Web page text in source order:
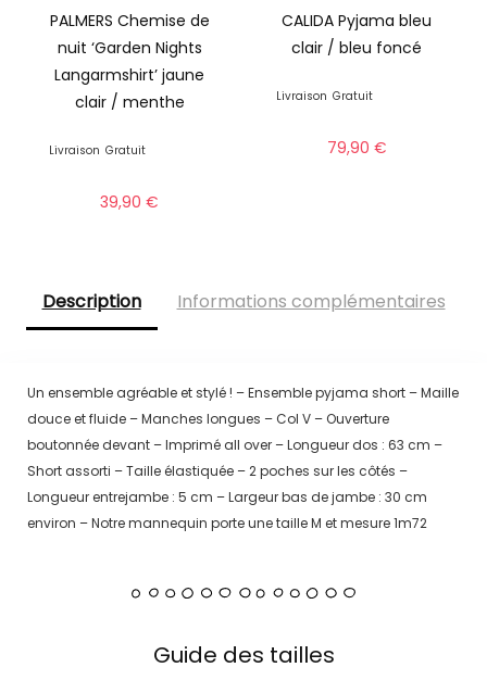
PALMERS Chemise de
nuit ‘Garden Nights
Langarmshirt’ jaune
clair / menthe
Livraison Gratuit
39,90€
CALIDA Pyjama bleu
clair / bleu foncé
Livraison Gratuit
79,90 €
Description Informations complémentaires
Un ensemble agréable et stylé ! – Ensemble pyjama short – Maille
douce et fluide – Manches longues – Col V – Ouverture
boutonnée devant – Imprimé all over – Longueur dos : 63 cm –
Short assorti – Taille élastiquée – 2 poches sur les côtés –
Longueur entrejambe : 5 cm – Largeur bas de jambe : 30 cm
environ – Notre mannequin porte une taille M et mesure 1m72
Guide des tailles